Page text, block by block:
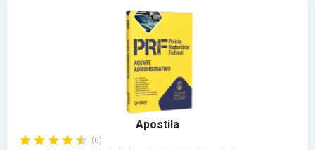
Apostila
(6)